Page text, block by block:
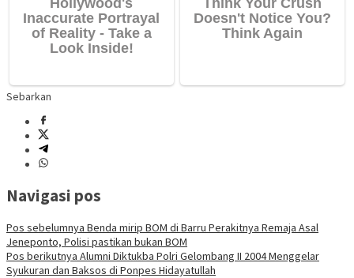
Sebarkan
Navigasi pos
Pos sebelumnya Benda mirip BOM di Barru Perakitnya Remaja Asal
Jeneponto, Polisi pastikan bukan BOM
Pos berikutnya Alumni Diktukba Polri Gelombang II 2004 Menggelar
Syukuran dan Baksos di Ponpes Hidayatullah